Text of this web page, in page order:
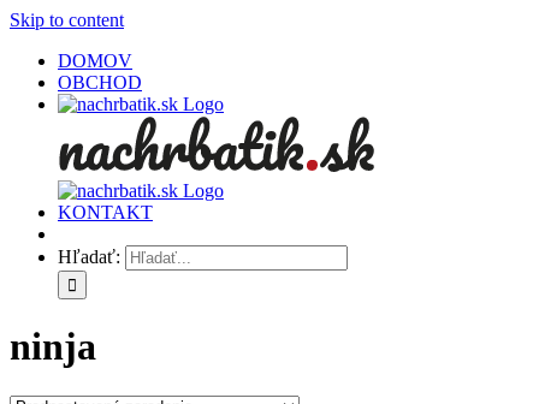
Skip to content
DOMOV
OBCHOD
KONTAKT
Hľadať:
ninja